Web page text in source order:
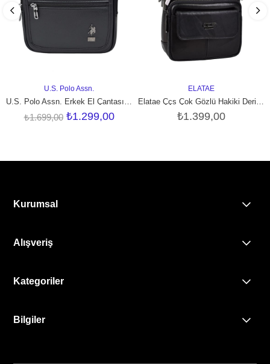
SEPETE EKLE
U.S. Polo Assn.
₺1.299,00
₺1.699,00
SEPETE EKLE
ELATAE
₺1.399,00
Kurumsal
Alışveriş
Kategoriler
Bilgiler